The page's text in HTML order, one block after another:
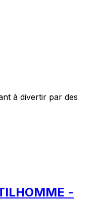
à divertir par des
-